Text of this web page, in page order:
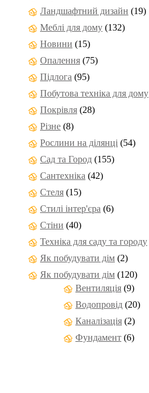
Ландшафтний дизайн (19)
Меблі для дому (132)
Новини (15)
Опалення (75)
Підлога (95)
Побутова техніка для дому
Покрівля (28)
Різне (8)
Рослини на ділянці (54)
Сад та Город (155)
Сантехніка (42)
Стеля (15)
Стилі інтер'єра (6)
Стіни (40)
Техніка для саду та городу
Як побудувати дім (2)
Як побудувати дім (120)
Вентиляція (9)
Водопровід (20)
Каналізація (2)
Фундамент (6)